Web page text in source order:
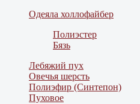
Одеяла холлофайбер
Полиэстер
Бязь
Лебяжий пух
Овечья шерсть
Полиэфир (Синтепон)
Пуховое